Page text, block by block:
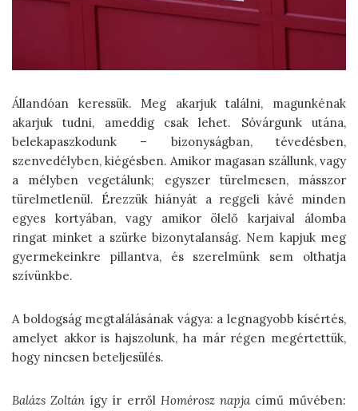
Állandóan keressük. Meg akarjuk találni, magunkénak
akarjuk tudni, ameddig csak lehet. Sóvárgunk utána,
belekapaszkodunk – bizonyságban, tévedésben,
szenvedélyben, kiégésben. Amikor magasan szállunk, vagy
a mélyben vegetálunk; egyszer türelmesen, másszor
türelmetlenül. Érezzük hiányát a reggeli kávé minden
egyes kortyában, vagy amikor ölelő karjaival álomba
ringat minket a szürke bizonytalanság. Nem kapjuk meg
gyermekeinkre pillantva, és szerelmünk sem olthatja
szívünkbe.
A boldogság megtalálásának vágya: a legnagyobb kísértés,
amelyet akkor is hajszolunk, ha már régen megértettük,
hogy nincsen beteljesülés.
Balázs Zoltán így ír erről Homérosz napjacímű művében: